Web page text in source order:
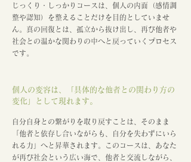
じっくり・しっかりコースは、個人の内面（感情調
整や認知）を整えることだけを目的としていませ
ん。真の回復とは、孤立から抜け出し、再び他者や
社会との温かな関わりの中へと戻っていくプロセス
です。
​個人の変容は、「具体的な他者との関わり方の
変化」として現れます。
自分自身との繋がりを取り戻すことは、そのまま
「他者と依存し合いながらも、自分を失わずにいら
れる力」へと昇華されます。このコースは、あなた
が再び社会という広い海で、他者と交流しながら、